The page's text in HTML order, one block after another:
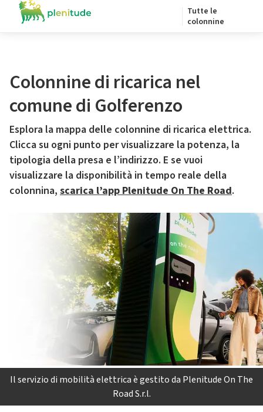
Tutte le
colonnine
Colonnine di ricarica nel
comune di Golferenzo
Esplora la mappa delle colonnine di ricarica elettrica.
Clicca su ogni punto per visualizzare la potenza, la
tipologia della presa e l’indirizzo. E se vuoi
visualizzare la disponibilità in tempo reale della
colonnina, scarica l’app Plenitude On The Road.
Il servizio di mobilità elettrica è gestito da Plenitude On The
Road S.r.l.